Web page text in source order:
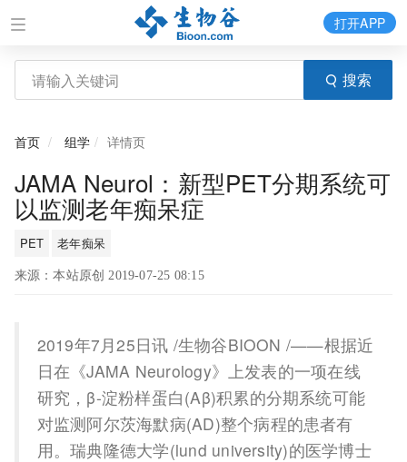
搜索
打开APP
首页 组学 详情页
JAMA Neurol：新型PET分期系统可
以监测老年痴呆症
PET 老年痴呆
来源：本站原创 2019-07-25 08:15
2019年7月25日讯 /生物谷BIOON /——根据近
日在《JAMA Neurology》上发表的一项在线
研究，β-淀粉样蛋白(Aβ)积累的分期系统可能
对监测阿尔茨海默病(AD)整个病程的患者有
用。瑞典隆德大学(lund university)的医学博士